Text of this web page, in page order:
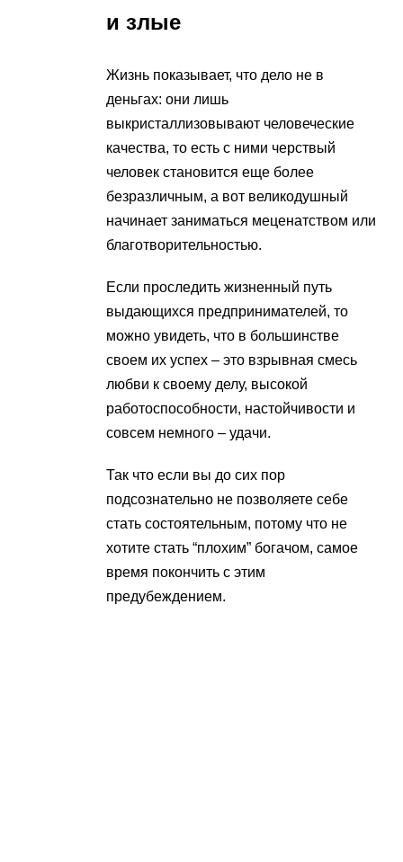
и злые
Жизнь показывает, что дело не в
деньгах: они лишь
выкристаллизовывают человеческие
качества, то есть с ними черствый
человек становится еще более
безразличным, а вот великодушный
начинает заниматься меценатством или
благотворительностью.
Если проследить жизненный путь
выдающихся предпринимателей, то
можно увидеть, что в большинстве
своем их успех – это взрывная смесь
любви к своему делу, высокой
работоспособности, настойчивости и
совсем немного – удачи.
Так что если вы до сих пор
подсознательно не позволяете себе
стать состоятельным, потому что не
хотите стать “плохим” богачом, самое
время покончить с этим
предубеждением.